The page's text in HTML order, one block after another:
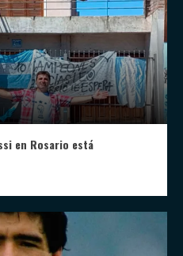
en Rosario está